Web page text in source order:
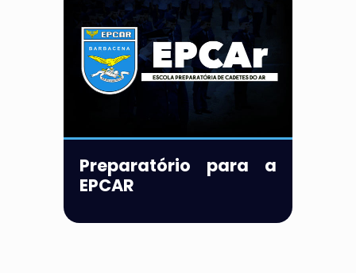
Preparatório para a
EPCAR